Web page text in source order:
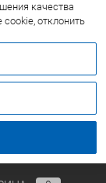
качества
отклонить